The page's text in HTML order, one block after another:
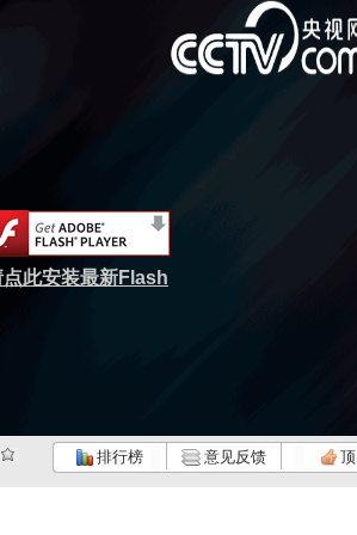
点此安装最新Flash
排行榜 意见反馈 顶